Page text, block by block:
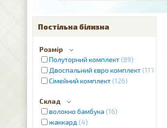
Постільна білизна
Розмір
Полуторний комплект 89
Двоспальний євро комплект 1179
Сімейний комплект 126
Склад
волокно бамбука 16
жаккард
4